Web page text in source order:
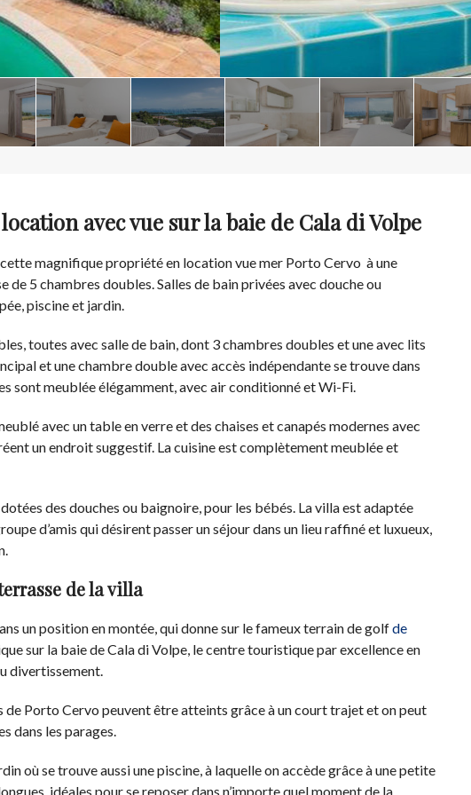
avec vue sur la baie de Cala di Volpe
magnifique propriété en location vue mer Porto Cervo à une
de 5 chambres doubles. Salles de bain privées avec douche ou
piscine et jardin.
toutes avec salle de bain, dont 3 chambres doubles et une avec lits
et une chambre double avec accès indépendante se trouve dans
sont meublée élégamment, avec air conditionné et Wi-Fi.
avec un table en verre et des chaises et canapés modernes avec
un endroit suggestif. La cuisine est complètement meublée et
des douches ou baignoire, pour les bébés. La villa est adaptée
d’amis qui désirent passer un séjour dans un lieu raffiné et luxueux,
de la villa
un position en montée, qui donne sur le fameux terrain de golfde
sur la baie de Cala di Volpe, le centre touristique par excellence en
divertissement.
de Porto Cervo peuvent être atteints grâce à un court trajet et on peut
dans les parages.
où se trouve aussi une piscine, à laquelle on accède grâce à une petite
idéales pour se reposer dans n’importe quel moment de la